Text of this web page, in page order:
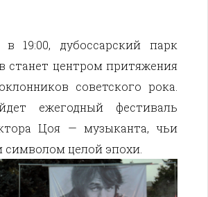
в 19:00, дубоссарский парк
станет центром притяжения
советского рока.
ежегодный фестиваль
Цоя — музыканта, чьи
символом целой эпохи.